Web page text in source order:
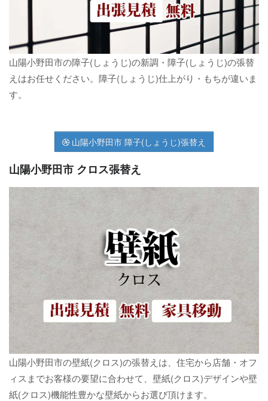
山陽小野田市の障子(しょうじ)の新調・障子(しょうじ)の張替
えはお任せください。障子(しょうじ)仕上がり・もちが違いま
す。
山陽小野田市 障子(しょうじ)張替え
山陽小野田市 クロス張替え
山陽小野田市の壁紙(クロス)の張替えは、住宅から店舗・オフ
ィスまでお客様の要望に合わせて、壁紙(クロス)デザインや壁
紙(クロス)機能性豊かな壁紙からお選び頂けます。